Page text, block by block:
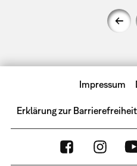
Impressum
Erklärung zur Barrierefreiheit